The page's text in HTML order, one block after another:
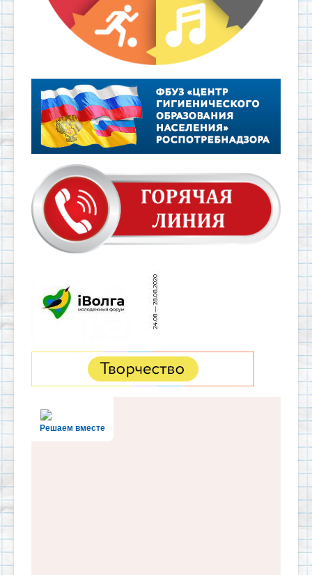
Решаем вместе